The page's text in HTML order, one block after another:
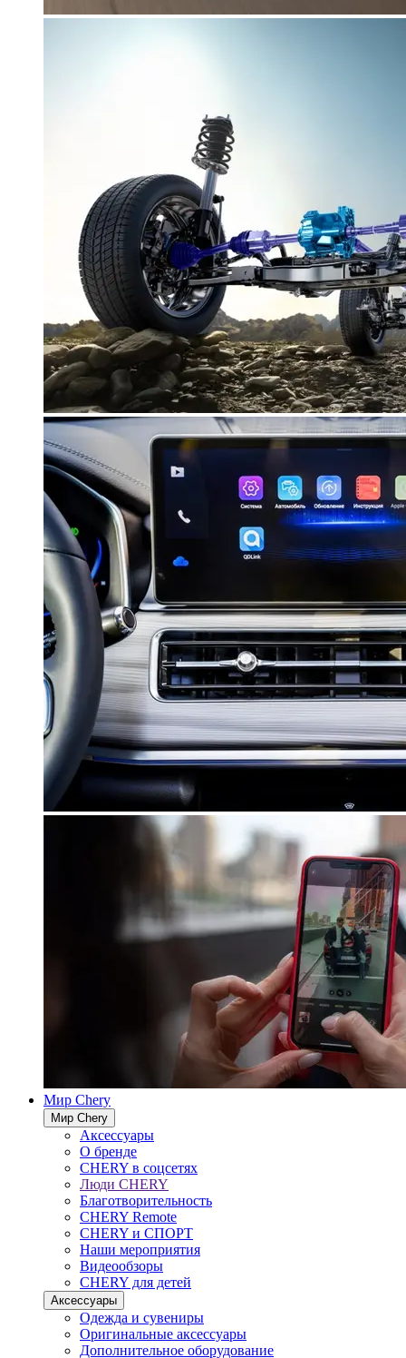
Мир Chery
Мир Chery
Аксессуары
О бренде
CHERY в соцсетях
Люди CHERY
Благотворительность
CHERY Remote
CHERY и СПОРТ
Наши мероприятия
Видеообзоры
CHERY для детей
Аксессуары
Одежда и сувениры
Оригинальные аксессуары
Дополнительное оборудование